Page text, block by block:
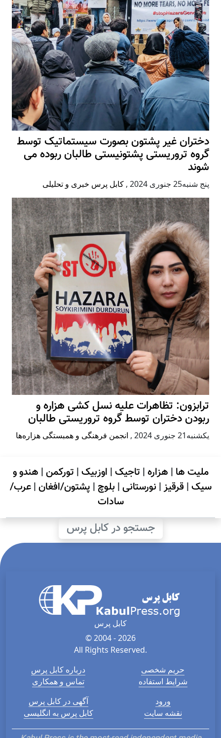
دختران غیر پشتون بصورت سیستماتیک توسط
گروه تروریستی پشتونیستی طالبان ربوده می
شوند
پنج شنبه25 جنوری 2024 , کابل پرس خبری و تحلیلی
ترابزون: تظاهرات علیه نسل کشی هزاره و
ربودن دختران توسط گروه تروریستی طالبان
يكشنبه21 جنوری 2024 , انجمن فرهنگی و همبستگی هزاره‌ها
ملیت ها | هزاره| تاجیک| اوزبیک| تورکمن| هندو و
سیک| قرقیز| نورستانی| بلوچ | پشتون/افغان|عرب/
سادات
جستجو در کابل پرس
کابل پرس
© 2004 - 2026
All Rights Reserved.
درباره کابل پرس
تماس و همکاری
حریم شخصی
شرایط استفاده
آگهی در کابل پرس
کابل پرس به انگلیسی
ورود
نقشه سایت